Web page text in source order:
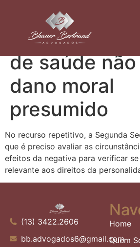
Recusa
cobertura
de saúde
dano moral
presumido
No recurso repetitivo, a Segunda
que é preciso avaliar as
efeitos da negativa para verificar se
relevante aos direitos da
(13) 3422.2606
bb.advogados6@gmail.com
Home
Quem